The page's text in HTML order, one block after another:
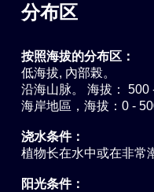
分布区
按照海拔的分布区：
低海拔, 內部榖。
沿海山脉。 海拔： 500
海岸地區，海拔：0 -
浇水条件：
植物长在水中或在非常
阳光条件：